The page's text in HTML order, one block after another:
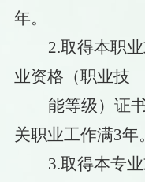
年。
2.取得本职
业资格（职业技
能等级）证
关职业工作满3年。
3.取得本专